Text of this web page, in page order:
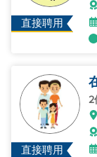
直接聘用
直接聘用
2